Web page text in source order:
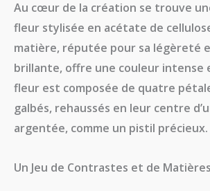
​Au cœur de la création se trouve
fleur stylisée en acétate de
matière, réputée pour sa légèreté
brillante, offre une couleur intense
fleur est composée de quatre
galbés, rehaussés en leur centre
argentée, comme un pistil précieux.
​Un Jeu de Contrastes et de Matières